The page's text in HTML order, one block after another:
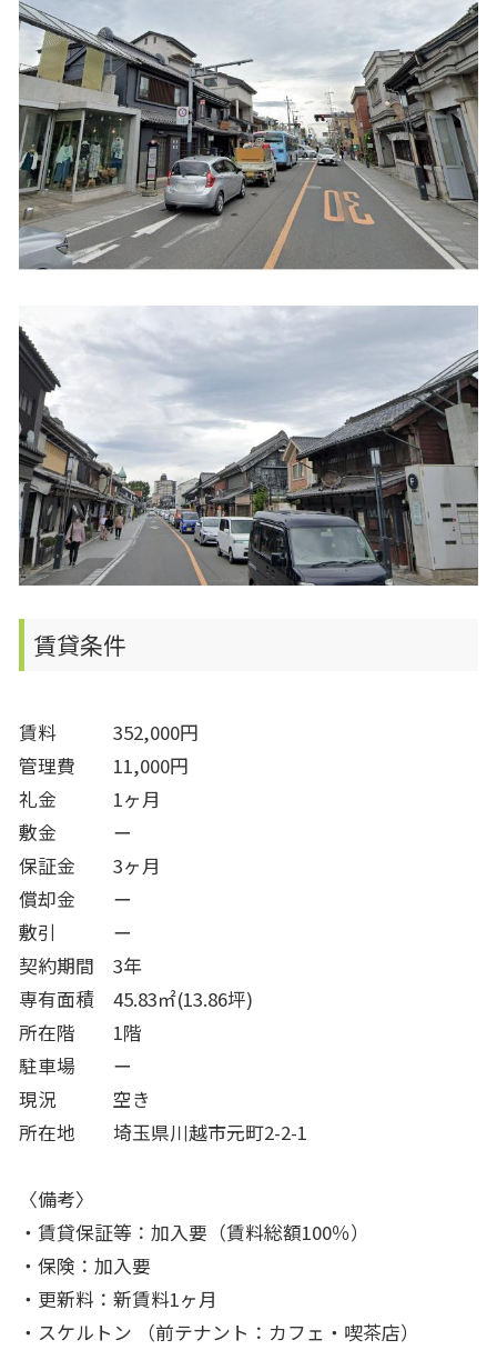
賃貸条件
賃料 352,000円
管理費 11,000円
礼金 1ヶ月
敷金 ー
保証金 3ヶ月
償却金 ー
敷引 ー
契約期間 3年
専有面積 45.83㎡(13.86坪)
所在階 1階
駐車場 ー
現況 空き
所在地 埼玉県川越市元町2-2-1
〈備考〉
・賃貸保証等：加入要（賃料総額100％）
・保険：加入要
・更新料：新賃料1ヶ月
・スケルトン （前テナント：カフェ・喫茶店）